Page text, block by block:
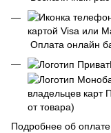
Оплата онлайн
владельцев карт
от товара)
Подробнее об оплате